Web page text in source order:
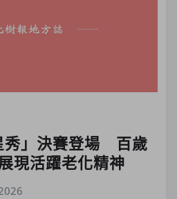
秀」決賽登場 百歲
現活躍老化精神